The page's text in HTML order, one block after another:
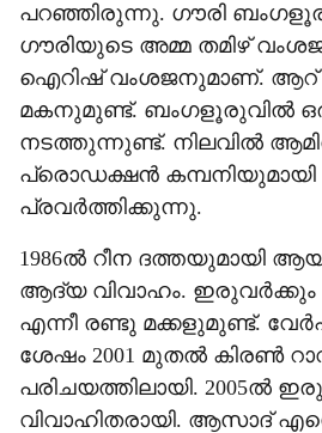
പറഞ്ഞിരുന്നു. ഗൗരി
ഗൗരിയുടെ അമ്മ തമിഴ്
ഐറിഷ് വംശജനുമാണ്.
മകനുമുണ്ട്. ബംഗളൂരുവിൽ
നടത്തുന്നുണ്ട്. നിലവിൽ
പ്രൊഡക്ഷൻ കമ്പനിയുമായി
പ്രവർത്തിക്കുന്നു.
1986ൽ റീന ദത്തയുമായി
ആദ്യ വിവാഹം.
എന്നീ രണ്ടു മക്കളുമുണ്ട്.
ശേഷം 2001 മുതൽ കിരൺ
പരിചയത്തിലായി. 2005ൽ
വിവാഹിതരായി. ആസാദ്